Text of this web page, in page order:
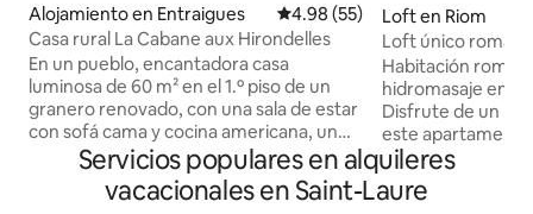
Alojamiento en Entraigues Calificación promedio: 4.98 de
4.98 (55)
Casa rural La Cabane aux Hirondelles
En un pueblo, encantadora casa
luminosa de 60 m² en el 1.º piso de un
granero renovado, con una sala de estar
con sofá cama y cocina americana, un
dormitorio con baño contiguo, inodoro
en la planta baja Situado en un bonito
patio verde compartido con la casa del
Loft en Riom
Loft único
Habitación
hidromasaje en el
Disfrute de un
este
segundo piso de
con una bañera
Servicios populares en alquileres
vacacionales en Saint-Laure